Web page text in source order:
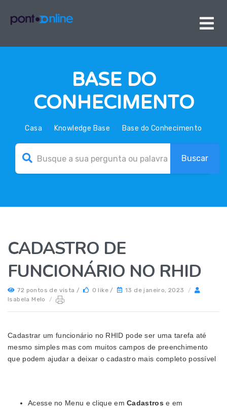
BASE DO
CONHECIMENTO
Casa Knowledge Base Base do Conhecimento
CADASTRO DE
FUNCIONÁRIO NO RHID
72 pontos de vista / 0 like / 13 de janeiro, 2023
/
Isabela Melo
/
Cadastrar um funcionário no RHID pode ser uma tarefa até
mesmo simples mas com muitos campos de preenchimento
que podem ajudar a deixar o cadastro mais completo possível
Acesse no Menu e clique emCadastros e em